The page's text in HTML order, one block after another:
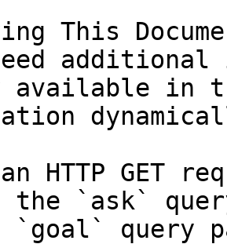
This
in
HTTP GET
the `ask`
`goal` query